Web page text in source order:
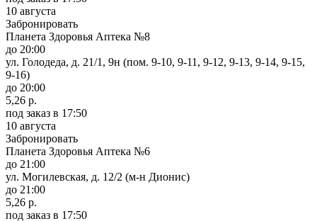
10 августа
Забронировать
Планета Здоровья Аптека №8
до 20:00
ул. Голодеда, д. 21/1, 9н (пом. 9-10, 9-11, 9-12, 9-13, 9-14, 9-15,
9-16)
до 20:00
5,26 р.
под заказ в 17:50
10 августа
Забронировать
Планета Здоровья Аптека №6
до 21:00
ул. Могилевская, д. 12/2 (м-н Дионис)
до 21:00
5,26 р.
под заказ в 17:50